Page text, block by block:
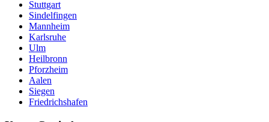
Stuttgart
Sindelfingen
Mannheim
Karlsruhe
Ulm
Heilbronn
Pforzheim
Aalen
Siegen
Friedrichshafen